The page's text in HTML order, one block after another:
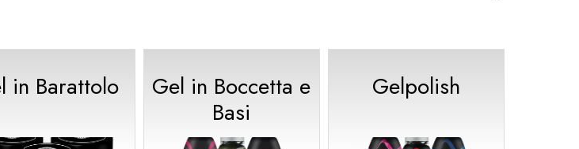
in Barattolo
Gel in Boccetta e
Basi
Gelpolish